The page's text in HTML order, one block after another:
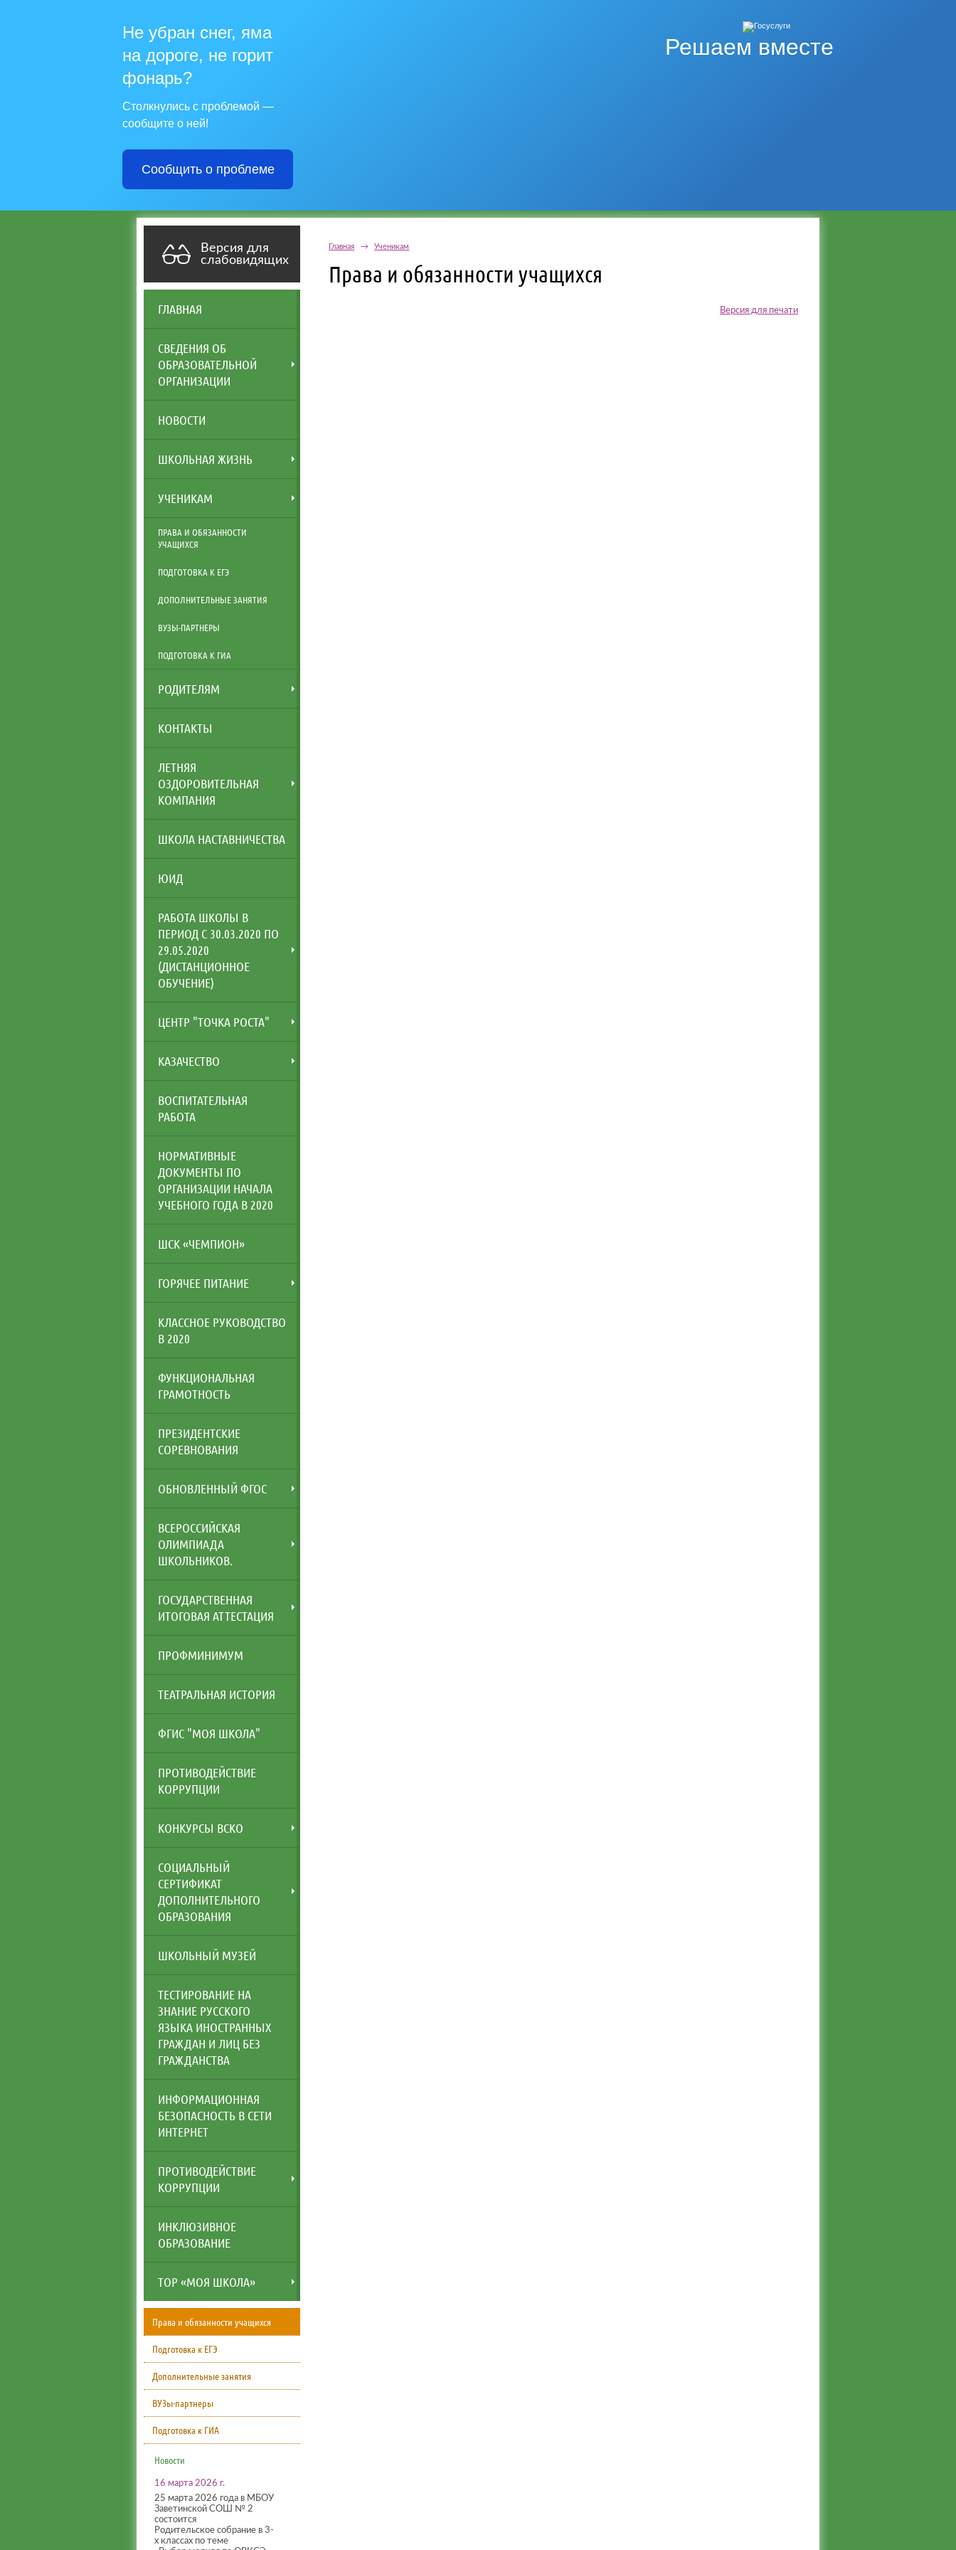
Решаем вместе
Не убран снег, яма
на дороге, не горит
фонарь?
Столкнулись с проблемой —
сообщите о ней!
Сообщить о проблеме
Версия для
слабовидящих
ГЛАВНАЯ
СВЕДЕНИЯ ОБ
ОБРАЗОВАТЕЛЬНОЙ
ОРГАНИЗАЦИИ
НОВОСТИ
ШКОЛЬНАЯ ЖИЗНЬ
УЧЕНИКАМ
ПРАВА И ОБЯЗАННОСТИ
УЧАЩИХСЯ
ПОДГОТОВКА К ЕГЭ
ДОПОЛНИТЕЛЬНЫЕ ЗАНЯТИЯ
ВУЗЫ-ПАРТНЕРЫ
ПОДГОТОВКА К ГИА
РОДИТЕЛЯМ
КОНТАКТЫ
ЛЕТНЯЯ
ОЗДОРОВИТЕЛЬНАЯ
КОМПАНИЯ
ШКОЛА НАСТАВНИЧЕСТВА
ЮИД
РАБОТА ШКОЛЫ В
ПЕРИОД С 30.03.2020 ПО
29.05.2020
(ДИСТАНЦИОННОЕ
ОБУЧЕНИЕ)
ЦЕНТР "ТОЧКА РОСТА"
КАЗАЧЕСТВО
ВОСПИТАТЕЛЬНАЯ
РАБОТА
НОРМАТИВНЫЕ
ДОКУМЕНТЫ ПО
ОРГАНИЗАЦИИ НАЧАЛА
УЧЕБНОГО ГОДА В 2020
ШСК «ЧЕМПИОН»
ГОРЯЧЕЕ ПИТАНИЕ
КЛАССНОЕ РУКОВОДСТВО
В 2020
ФУНКЦИОНАЛЬНАЯ
ГРАМОТНОСТЬ
ПРЕЗИДЕНТСКИЕ
СОРЕВНОВАНИЯ
ОБНОВЛЕННЫЙ ФГОС
ВСЕРОССИЙСКАЯ
ОЛИМПИАДА
ШКОЛЬНИКОВ.
ГОСУДАРСТВЕННАЯ
ИТОГОВАЯ АТТЕСТАЦИЯ
ПРОФМИНИМУМ
ТЕАТРАЛЬНАЯ ИСТОРИЯ
ФГИС "МОЯ ШКОЛА"
ПРОТИВОДЕЙСТВИЕ
КОРРУПЦИИ
КОНКУРСЫ ВСКО
СОЦИАЛЬНЫЙ
СЕРТИФИКАТ
ДОПОЛНИТЕЛЬНОГО
ОБРАЗОВАНИЯ
ШКОЛЬНЫЙ МУЗЕЙ
ТЕСТИРОВАНИЕ НА
ЗНАНИЕ РУССКОГО
ЯЗЫКА ИНОСТРАННЫХ
ГРАЖДАН И ЛИЦ БЕЗ
ГРАЖДАНСТВА
ИНФОРМАЦИОННАЯ
БЕЗОПАСНОСТЬ В СЕТИ
ИНТЕРНЕТ
ПРОТИВОДЕЙСТВИЕ
КОРРУПЦИИ
ИНКЛЮЗИВНОЕ
ОБРАЗОВАНИЕ
ТОР «МОЯ ШКОЛА»
Права и обязанности учащихся
Подготовка к ЕГЭ
Дополнительные занятия
ВУЗы-партнеры
Подготовка к ГИА
Новости
16 марта 2026 г.
25 марта 2026 года в МБОУ
Заветинской СОШ № 2
состоится
Родительское собрание в 3-
х классах по теме
Главная → Ученикам
Права и обязанности учащихся
Версия для печати